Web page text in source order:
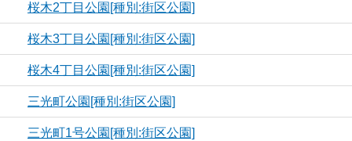
桜木2丁目公園[種別:街区公園]
桜木3丁目公園[種別:街区公園]
桜木4丁目公園[種別:街区公園]
三光町公園[種別:街区公園]
三光町1号公園[種別:街区公園]